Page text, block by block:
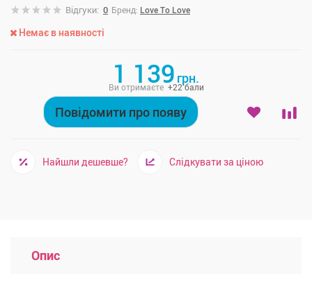
Відгуки: 0 Бренд: Love To Love
Немає в наявності
1 139 грн.
Ви отримаєте +22 бали
Повідомити про появу
Найшли дешевше? Слідкувати за ціною
Опис